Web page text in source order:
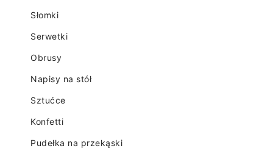
Słomki
Serwetki
Obrusy
Napisy na stół
Sztućce
Konfetti
Pudełka na przekąski